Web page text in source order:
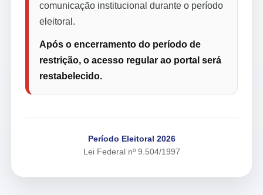
comunicação institucional durante o período
eleitoral.
Após o encerramento do período de
restrição, o acesso regular ao portal será
restabelecido.
Período Eleitoral 2026
Lei Federal nº 9.504/1997